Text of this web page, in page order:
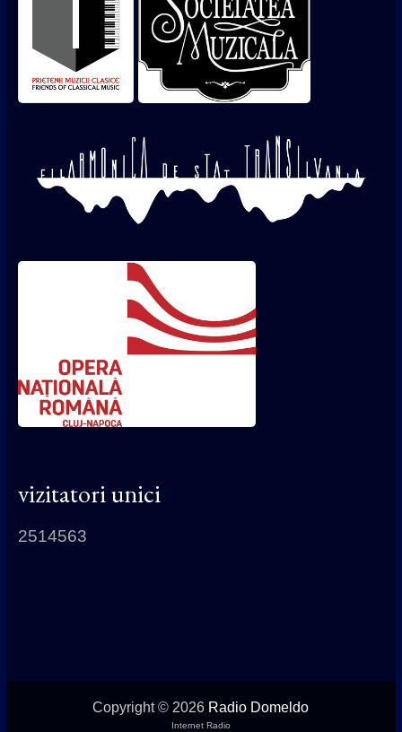
vizitatori unici
2514563
Copyright © 2026 Radio Domeldo
Internet Radio